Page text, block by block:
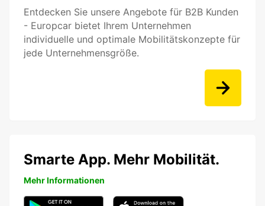
Entdecken Sie unsere Angebote für B2B Kunden
- Europcar bietet Ihrem Unternehmen
individuelle und optimale Mobilitätskonzepte für
jede Unternehmensgröße.
Smarte App. Mehr Mobilität.
Mehr Informationen